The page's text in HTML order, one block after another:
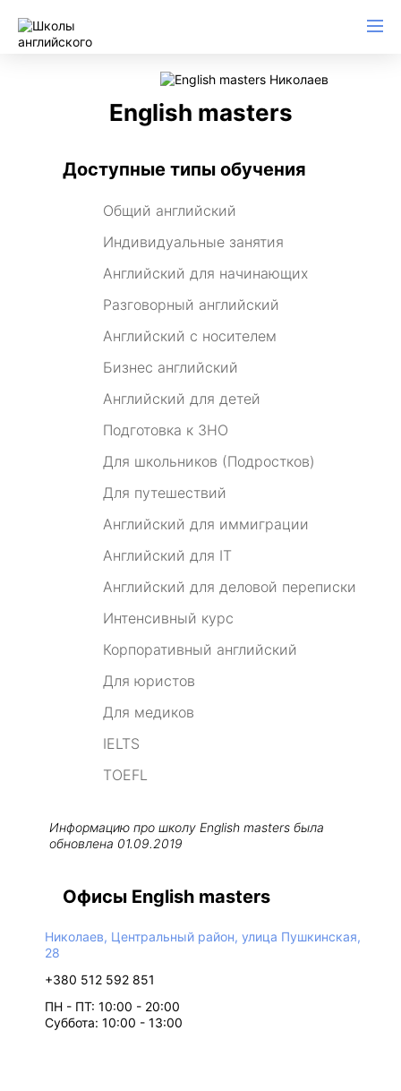
English masters
Доступные типы обучения
Общий английский
Индивидуальные занятия
Английский для начинающих
Разговорный английский
Английский с носителем
Бизнес английский
Английский для детей
Подготовка к ЗНО
Для школьников (Подростков)
Для путешествий
Английский для иммиграции
Английский для IT
Английский для деловой переписки
Интенсивный курс
Корпоративный английский
Для юристов
Для медиков
IELTS
TOEFL
Информацию про школу English masters была
обновлена 01.09.2019
Офисы English masters
Николаев, Центральный район, улица Пушкинская,
28
+380 512 592 851
ПН - ПТ: 10:00 - 20:00
Суббота: 10:00 - 13:00